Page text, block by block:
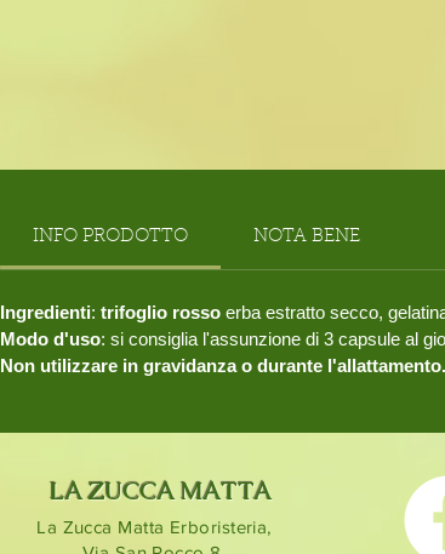
INFO PRODOTTO NOTA BENE
Ingredienti: trifoglio rosso erba estratto secco,
Modo d'uso: si consiglia l'assunzione di 3 capsule al
Non utilizzare in gravidanza o durante l'allattamento.
LA ZUCCA MATTA
La Zucca Matta Erboristeria,